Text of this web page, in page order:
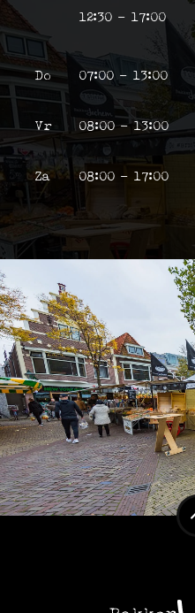
12:30 - 17:00
Do 07:00 - 13:00
Vr 08:00 - 13:00
Za 08:00 - 17:00